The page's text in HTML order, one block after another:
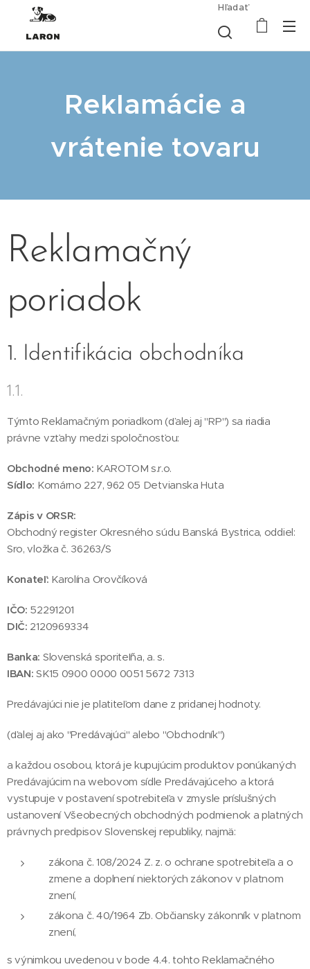
Hľadať
Reklamácie a
vrátenie tovaru
Reklamačný
poriadok
1. Identifikácia obchodníka
1.1.
Týmto Reklamačným poriadkom (ďalej aj "RP") sa riadia
právne vzťahy medzi spoločnosťou:
Obchodné meno: KAROTOM s.r.o.
Sídlo: Komárno 227, 962 05 Detvianska Huta
Zápis v ORSR:
Obchodný register Okresného súdu Banská Bystrica, oddiel:
Sro, vložka č. 36263/S
Konateľ: Karolína Orovčíková
IČO: 52291201
DIČ: 2120969334
Banka: Slovenská sporiteľňa, a. s.
IBAN: SK15 0900 0000 0051 5672 7313
Predávajúci nie je platiteľom dane z pridanej hodnoty.
(ďalej aj ako "Predávajúci" alebo "Obchodník")
a každou osobou, ktorá je kupujúcim produktov ponúkaných
Predávajúcim na webovom sídle Predávajúceho a ktorá
vystupuje v postavení spotrebiteľa v zmysle príslušných
ustanovení Všeobecných obchodných podmienok a platných
právnych predpisov Slovenskej republiky, najmä:
zákona č. 108/2024 Z. z. o ochrane spotrebiteľa a o
zmene a doplnení niektorých zákonov v platnom
znení,
zákona č. 40/1964 Zb. Občiansky zákonník v platnom
znení,
s výnimkou uvedenou v bode 4.4. tohto Reklamačného